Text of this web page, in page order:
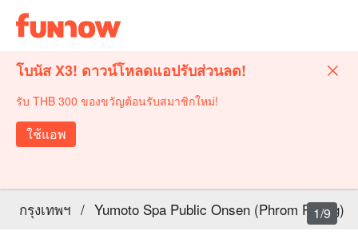
โบนัส X3! ดาวน์โหลดแอปรับส่วนลด!
รับ THB 300 ของขวัญต้อนรับสมาชิกใหม่!
ใช้แอพ
กรุงเทพฯ / Yumoto Spa Public Onsen (Phrom Phong)
1/9